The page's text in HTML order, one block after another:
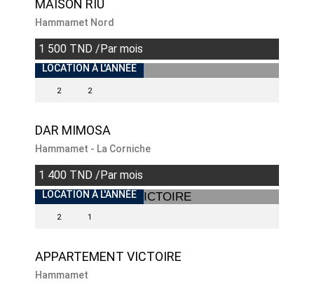
MAISON RIU
Hammamet Nord
1 500 TND /Par mois
INDISPONIBLE
LOCATION À L'ANNÉE
2 2
DAR MIMOSA
Hammamet - La Corniche
1 400 TND /Par mois
INDISPONIBLE
LOCATION À L'ANNÉE
2 1
APPARTEMENT VICTOIRE
Hammamet